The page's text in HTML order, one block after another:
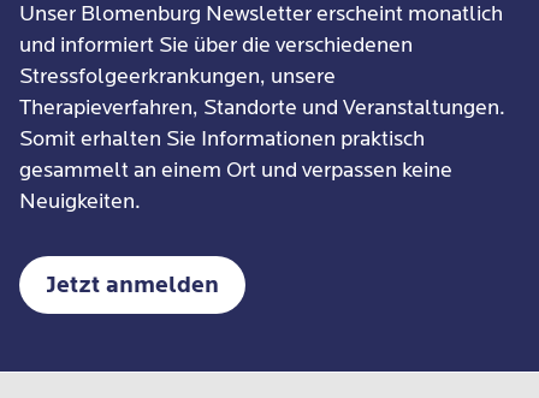
Unser Blomenburg Newsletter erscheint monatlich
und informiert Sie über die verschiedenen
Stressfolgeerkrankungen, unsere
Therapieverfahren, Standorte und Veranstaltungen.
Somit erhalten Sie Informationen praktisch
gesammelt an einem Ort und verpassen keine
Neuigkeiten.
Jetzt anmelden